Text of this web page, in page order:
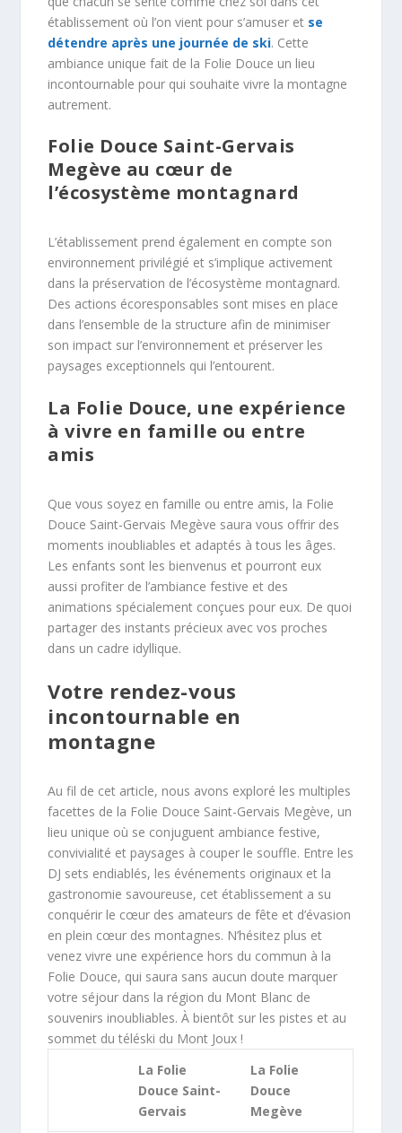
établissement où l’on vient pour s’amuser et se
détendre après une journée de ski. Cette
ambiance unique fait de la Folie Douce un lieu
incontournable pour qui souhaite vivre la montagne
autrement.
Folie Douce Saint-Gervais
Megève au cœur de
l’écosystème montagnard
L’établissement prend également en compte son
environnement privilégié et s’implique activement
dans la préservation de l’écosystème montagnard.
Des actions écoresponsables sont mises en place
dans l’ensemble de la structure afin de minimiser
son impact sur l’environnement et préserver les
paysages exceptionnels qui l’entourent.
La Folie Douce, une expérience
à vivre en famille ou entre
amis
Que vous soyez en famille ou entre amis, la Folie
Douce Saint-Gervais Megève saura vous offrir des
moments inoubliables et adaptés à tous les âges.
Les enfants sont les bienvenus et pourront eux
aussi profiter de l’ambiance festive et des
animations spécialement conçues pour eux. De quoi
partager des instants précieux avec vos proches
dans un cadre idyllique.
Votre rendez-vous
incontournable en
montagne
Au fil de cet article, nous avons exploré les multiples
facettes de la Folie Douce Saint-Gervais Megève, un
lieu unique où se conjuguent ambiance festive,
convivialité et paysages à couper le souffle. Entre les
DJ sets endiablés, les événements originaux et la
gastronomie savoureuse, cet établissement a su
conquérir le cœur des amateurs de fête et d’évasion
en plein cœur des montagnes. N’hésitez plus et
venez vivre une expérience hors du commun à la
Folie Douce, qui saura sans aucun doute marquer
votre séjour dans la région du Mont Blanc de
souvenirs inoubliables. À bientôt sur les pistes et au
sommet du téléski du Mont Joux !
La Folie
Douce Saint-
Gervais
La Folie
Douce
Megève